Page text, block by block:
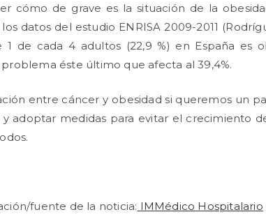
cómo de grave es la situación de la
datos del estudio ENRISA 2009-2011
1 de cada 4 adultos (22,9 %) en España es
éste último que afecta al 39,4%.
entre cáncer y obesidad si queremos un
y adoptar medidas para evitar el crecimiento
fuente de la noticia: IMMédico Hospitalario